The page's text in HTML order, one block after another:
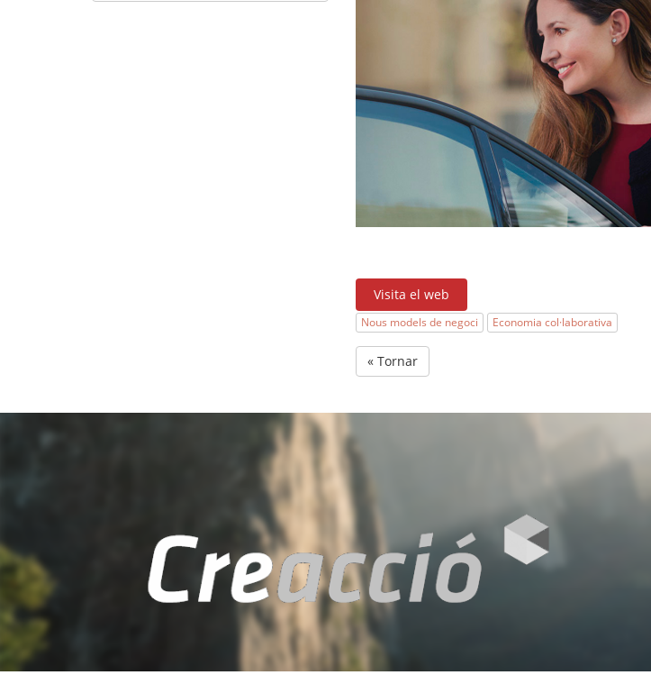
Visita el web
Nous models de negoci Economia col·laborativa
« Tornar